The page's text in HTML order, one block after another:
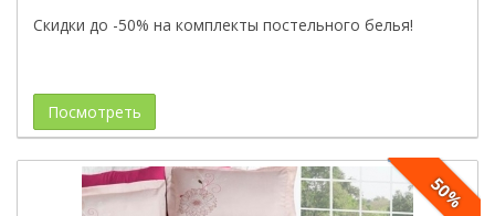
Скидки до -50% на комплекты постельного белья!
Посмотреть
50%